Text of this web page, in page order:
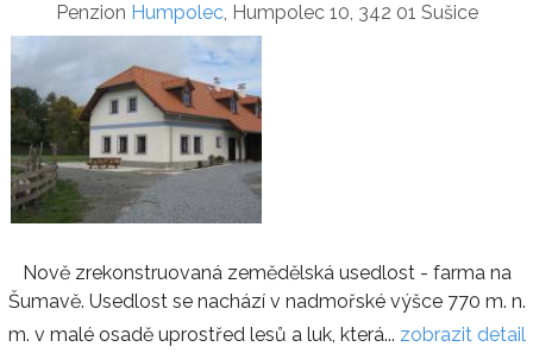
Penzion Humpolec, Humpolec 10, 342 01 Sušice
Nově zrekonstruovaná zemědělská usedlost - farma na
Šumavě. Usedlost se nachází v nadmořské výšce 770 m. n.
m. v malé osadě uprostřed lesů a luk, která... zobrazit detail